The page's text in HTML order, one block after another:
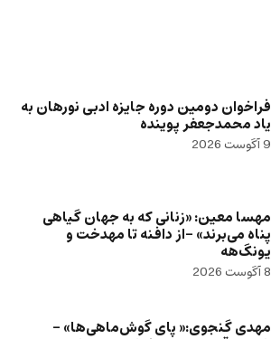
فراخوان دومین دوره جایزه ادبی نورهان به
یاد محمدجعفر پوینده
9 آگوست 2026
مهسا معین: «زنانی که به جهان گیاهی
پناه می‌برند» -از دافنه تا مهدخت و
یونگ‌هه
8 آگوست 2026
مهدی گنجوی:« پای گوش‌ماهی‌ها» –